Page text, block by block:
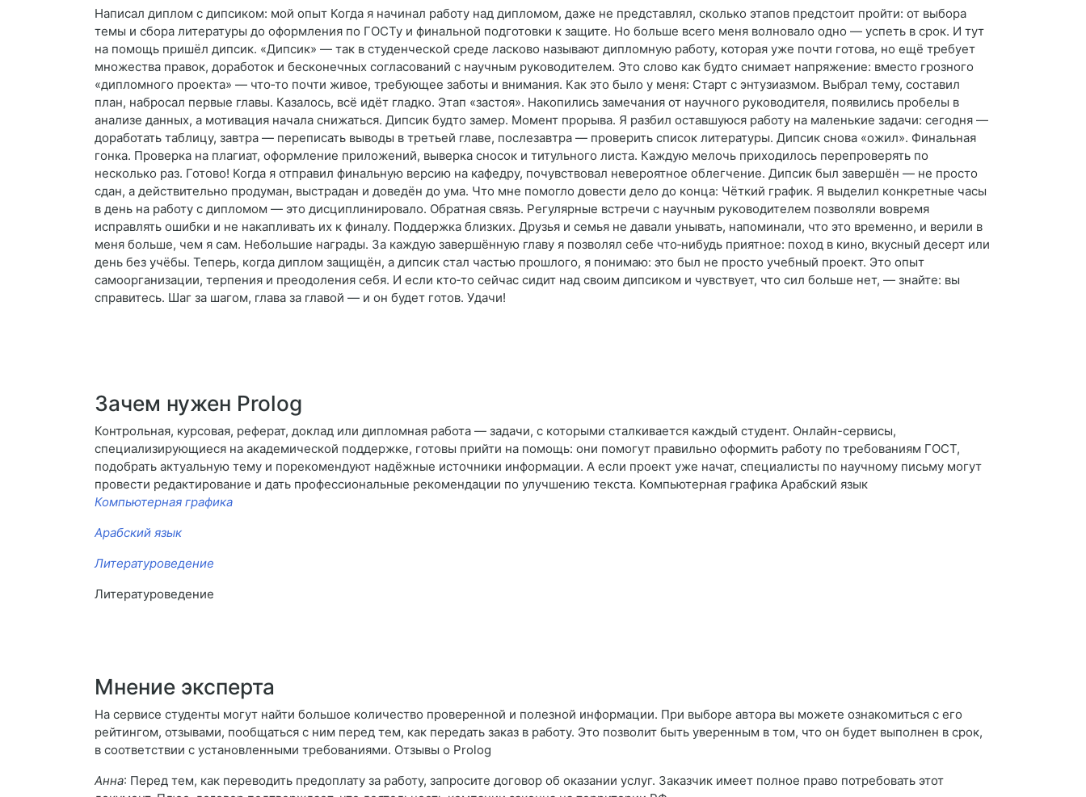
Написал диплом с дипсиком: мой опыт Когда я начинал работу над дипломом, даже не представлял, сколько этапов предстоит пройти: от выбора
темы и сбора литературы до оформления по ГОСТу и финальной подготовки к защите. Но больше всего меня волновало одно — успеть в срок. И тут
на помощь пришёл дипсик. «Дипсик» — так в студенческой среде ласково называют дипломную работу, которая уже почти готова, но ещё требует
множества правок, доработок и бесконечных согласований с научным руководителем. Это слово как будто снимает напряжение: вместо грозного
«дипломного проекта» — что‑то почти живое, требующее заботы и внимания. Как это было у меня: Старт с энтузиазмом. Выбрал тему, составил
план, набросал первые главы. Казалось, всё идёт гладко. Этап «застоя». Накопились замечания от научного руководителя, появились пробелы в
анализе данных, а мотивация начала снижаться. Дипсик будто замер. Момент прорыва. Я разбил оставшуюся работу на маленькие задачи: сегодня —
доработать таблицу, завтра — переписать выводы в третьей главе, послезавтра — проверить список литературы. Дипсик снова «ожил». Финальная
гонка. Проверка на плагиат, оформление приложений, выверка сносок и титульного листа. Каждую мелочь приходилось перепроверять по
несколько раз. Готово! Когда я отправил финальную версию на кафедру, почувствовал невероятное облегчение. Дипсик был завершён — не просто
сдан, а действительно продуман, выстрадан и доведён до ума. Что мне помогло довести дело до конца: Чёткий график. Я выделил конкретные часы
в день на работу с дипломом — это дисциплинировало. Обратная связь. Регулярные встречи с научным руководителем позволяли вовремя
исправлять ошибки и не накапливать их к финалу. Поддержка близких. Друзья и семья не давали унывать, напоминали, что это временно, и верили в
меня больше, чем я сам. Небольшие награды. За каждую завершённую главу я позволял себе что‑нибудь приятное: поход в кино, вкусный десерт или
день без учёбы. Теперь, когда диплом защищён, а дипсик стал частью прошлого, я понимаю: это был не просто учебный проект. Это опыт
самоорганизации, терпения и преодоления себя. И если кто‑то сейчас сидит над своим дипсиком и чувствует, что сил больше нет, — знайте: вы
справитесь. Шаг за шагом, глава за главой — и он будет готов. Удачи!
Зачем нужен Prolog
Контрольная, курсовая, реферат, доклад или дипломная работа — задачи, с которыми сталкивается каждый студент. Онлайн-сервисы,
специализирующиеся на академической поддержке, готовы прийти на помощь: они помогут правильно оформить работу по требованиям ГОСТ,
подобрать актуальную тему и порекомендуют надёжные источники информации. А если проект уже начат, специалисты по научному письму могут
провести редактирование и дать профессиональные рекомендации по улучшению текста. Компьютерная графика Арабский язык
Компьютерная графика
Арабский язык
Литературоведение
Литературоведение
Мнение эксперта
На сервисе студенты могут найти большое количество проверенной и полезной информации. При выборе автора вы можете ознакомиться с его
рейтингом, отзывами, пообщаться с ним перед тем, как передать заказ в работу. Это позволит быть уверенным в том, что он будет выполнен в срок,
в соответствии с установленными требованиями. Отзывы о Prolog
Анна: Перед тем, как переводить предоплату за работу, запросите договор об оказании услуг. Заказчик имеет полное право потребовать этот